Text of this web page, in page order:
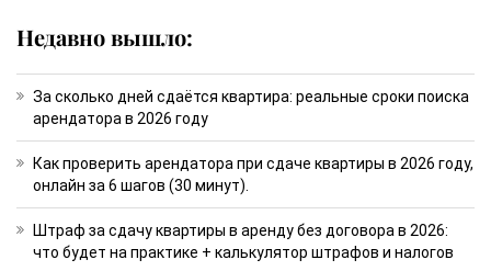
Недавно вышло:
За сколько дней сдаётся квартира: реальные сроки поиска
арендатора в 2026 году
Как проверить арендатора при сдаче квартиры в 2026 году,
онлайн за 6 шагов (30 минут).
Штраф за сдачу квартиры в аренду без договора в 2026:
что будет на практике + калькулятор штрафов и налогов